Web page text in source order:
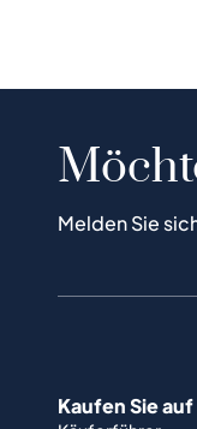
Melden Sie
Kaufen Sie